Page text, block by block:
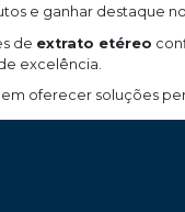
e ganhar destaque
de extrato etéreo
excelência.
oferecer soluções